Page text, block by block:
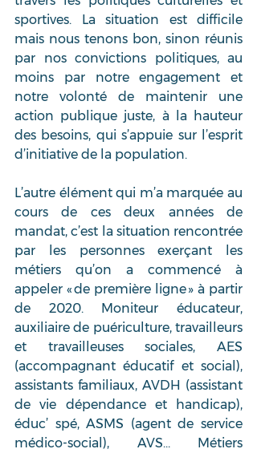
sportives. La situation est difficile
mais nous tenons bon, sinon réunis
par nos convictions politiques, au
moins par notre engagement et
notre volonté de maintenir une
action publique juste, à la hauteur
des besoins, qui s’appuie sur l’esprit
d’initiative de la population.
L’autre élément qui m’a marquée au
cours de ces deux années de
mandat, c’est la situation rencontrée
par les personnes exerçant les
métiers qu’on a commencé à
appeler « de première ligne » à partir
de 2020. Moniteur éducateur,
auxiliaire de puériculture, travailleurs
et travailleuses sociales, AES
(accompagnant éducatif et social),
assistants familiaux, AVDH (assistant
de vie dépendance et handicap),
éduc’ spé, ASMS (agent de service
médico-social), AVS… Métiers